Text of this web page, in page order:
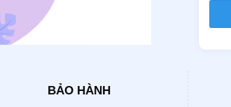
BẢO HÀNH